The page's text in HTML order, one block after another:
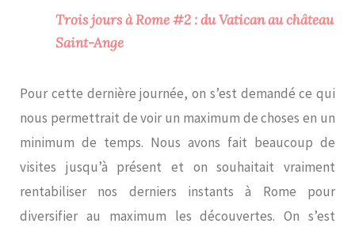
Trois jours à Rome #2 : du Vatican au château
Saint-Ange
Pour cette dernière journée, on s’est demandé ce qui
nous permettrait de voir un maximum de choses en un
minimum de temps. Nous avons fait beaucoup de
visites jusqu’à présent et on souhaitait vraiment
rentabiliser nos derniers instants à Rome pour
diversifier au maximum les découvertes. On s’est